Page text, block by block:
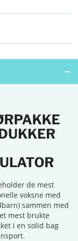
de mest
voksne med
sammen med
mest brukte
i en solid bag